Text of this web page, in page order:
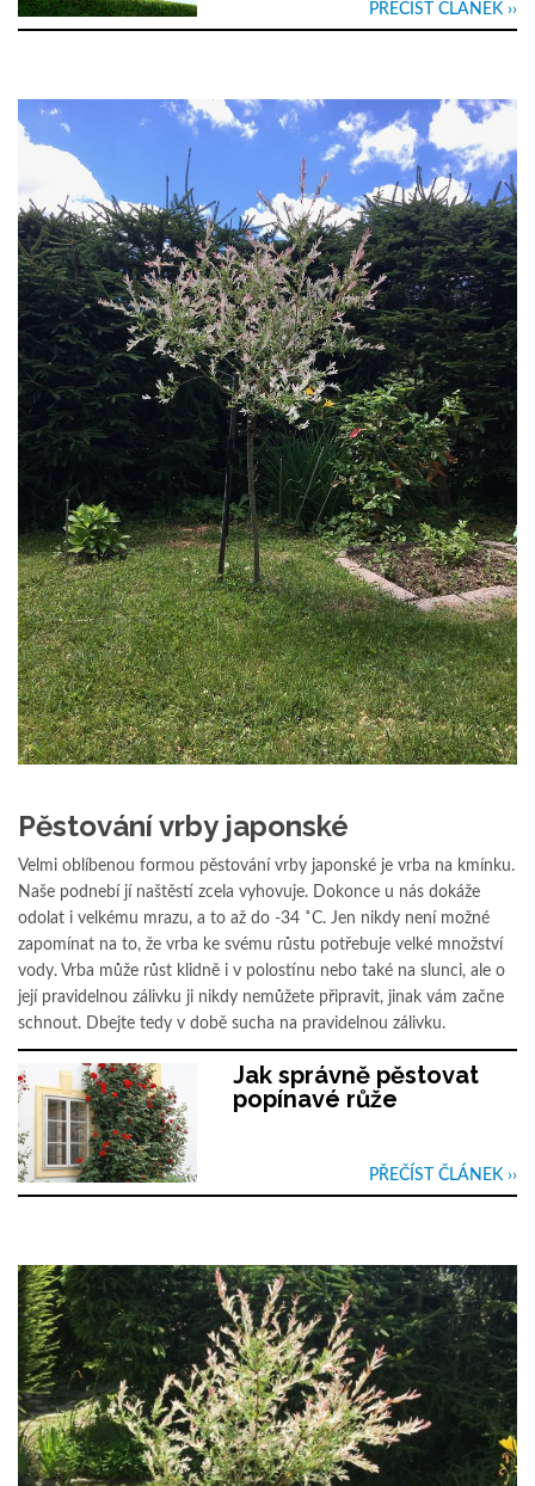
PŘEČÍST ČLÁNEK ››
Pěstování vrby japonské
Velmi oblíbenou formou pěstování vrby japonské je vrba na kmínku.
Naše podnebí jí naštěstí zcela vyhovuje. Dokonce u nás dokáže
odolat i velkému mrazu, a to až do -34 ˚C. Jen nikdy není možné
zapomínat na to, že vrba ke svému růstu potřebuje velké množství
vody. Vrba může růst klidně i v polostínu nebo také na slunci, ale o
její pravidelnou zálivku ji nikdy nemůžete připravit, jinak vám začne
schnout. Dbejte tedy v době sucha na pravidelnou zálivku.
Jak správně pěstovat
popínavé růže
PŘEČÍST ČLÁNEK ››